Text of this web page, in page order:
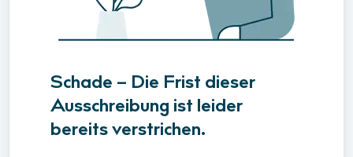
Schade – Die Frist dieser
Ausschreibung ist leider
bereits verstrichen.